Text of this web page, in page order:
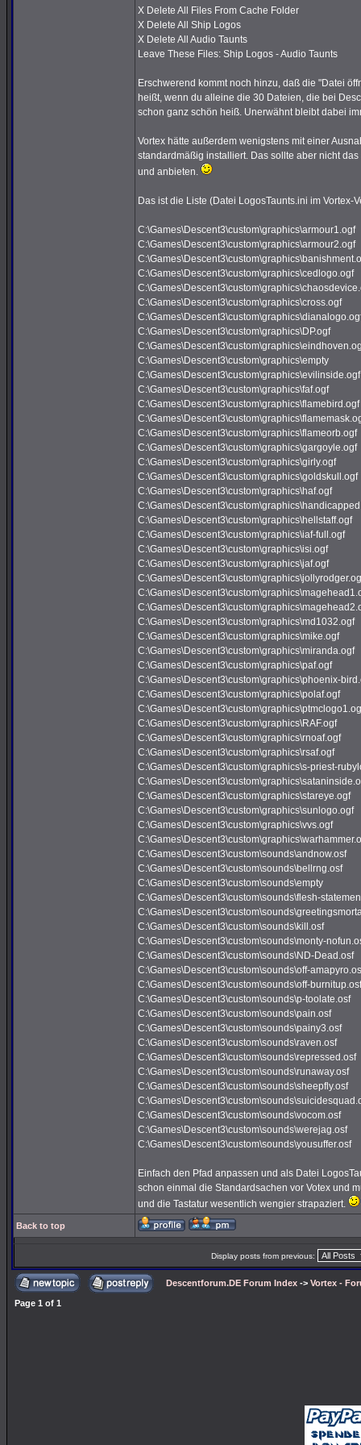
X Delete All Files From Cache Folder
X Delete All Ship Logos
X Delete All Audio Taunts
Leave These Files: Ship Logos - Audio Taunts
Erschwerend kommt noch hinzu, daß die "Datei
heißt, wenn du alleine die 30 Dateien, die bei
schon ganz schön heiß. Unerwähnt bleibt dabei
Vortex hätte außerdem wenigstens mit einer
standardmäßig installiert. Das sollte aber nicht
und anbieten.
Das ist die Liste (Datei LogosTaunts.ini im
C:\Games\Descent3\custom\graphics\armour1.ogf
C:\Games\Descent3\custom\graphics\armour2.ogf
C:\Games\Descent3\custom\graphics\cedlogo.ogf
C:\Games\Descent3\custom\graphics\cross.ogf
C:\Games\Descent3\custom\graphics\DP.ogf
C:\Games\Descent3\custom\graphics\empty
C:\Games\Descent3\custom\graphics\evilinside.ogf
C:\Games\Descent3\custom\graphics\faf.ogf
C:\Games\Descent3\custom\graphics\flamebird.ogf
C:\Games\Descent3\custom\graphics\flameorb.ogf
C:\Games\Descent3\custom\graphics\gargoyle.ogf
C:\Games\Descent3\custom\graphics\girly.ogf
C:\Games\Descent3\custom\graphics\goldskull.ogf
C:\Games\Descent3\custom\graphics\haf.ogf
C:\Games\Descent3\custom\graphics\hellstaff.ogf
C:\Games\Descent3\custom\graphics\iaf-full.ogf
C:\Games\Descent3\custom\graphics\isi.ogf
C:\Games\Descent3\custom\graphics\jaf.ogf
C:\Games\Descent3\custom\graphics\md1032.ogf
C:\Games\Descent3\custom\graphics\mike.ogf
C:\Games\Descent3\custom\graphics\miranda.ogf
C:\Games\Descent3\custom\graphics\paf.ogf
C:\Games\Descent3\custom\graphics\phoenix-
C:\Games\Descent3\custom\graphics\polaf.ogf
C:\Games\Descent3\custom\graphics\RAF.ogf
C:\Games\Descent3\custom\graphics\rnoaf.ogf
C:\Games\Descent3\custom\graphics\rsaf.ogf
C:\Games\Descent3\custom\graphics\s-priest-
C:\Games\Descent3\custom\graphics\stareye.ogf
C:\Games\Descent3\custom\graphics\sunlogo.ogf
C:\Games\Descent3\custom\graphics\vvs.ogf
C:\Games\Descent3\custom\sounds\andnow.osf
C:\Games\Descent3\custom\sounds\bellrng.osf
C:\Games\Descent3\custom\sounds\empty
C:\Games\Descent3\custom\sounds\flesh-
C:\Games\Descent3\custom\sounds\kill.osf
C:\Games\Descent3\custom\sounds\monty-
C:\Games\Descent3\custom\sounds\ND-Dead.osf
C:\Games\Descent3\custom\sounds\off-
C:\Games\Descent3\custom\sounds\off-burnitup.osf
C:\Games\Descent3\custom\sounds\p-toolate.osf
C:\Games\Descent3\custom\sounds\pain.osf
C:\Games\Descent3\custom\sounds\painy3.osf
C:\Games\Descent3\custom\sounds\raven.osf
C:\Games\Descent3\custom\sounds\repressed.osf
C:\Games\Descent3\custom\sounds\runaway.osf
C:\Games\Descent3\custom\sounds\sheepfly.osf
C:\Games\Descent3\custom\sounds\vocom.osf
C:\Games\Descent3\custom\sounds\werejag.osf
C:\Games\Descent3\custom\sounds\yousuffer.osf
Einfach den Pfad anpassen und als Datei
schon einmal die Standardsachen vor Votex und
und die Tastatur wesentlich wengier strapaziert.
Back to top
Display posts from previous:
Descentforum.DE Forum Index -> Vortex -
Page 1 of 1